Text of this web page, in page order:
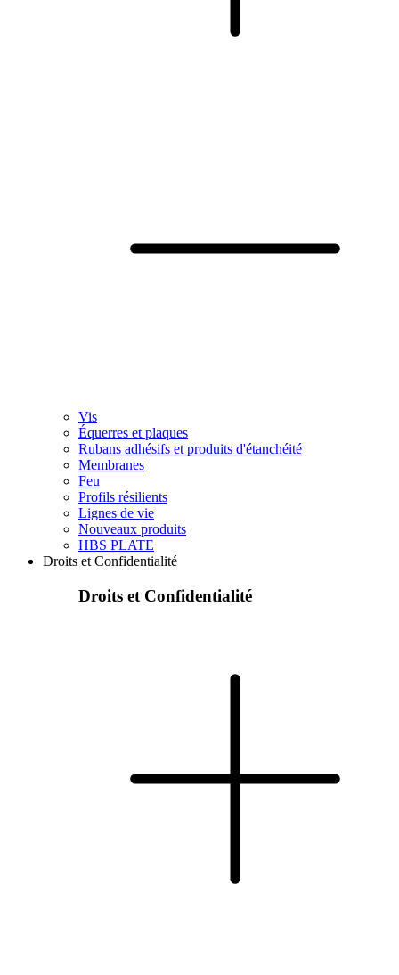
Vis
Équerres et plaques
Rubans adhésifs et produits d'étanchéité
Membranes
Feu
Profils résilients
Lignes de vie
Nouveaux produits
HBS PLATE
Droits et Confidentialité
Droits et Confidentialité